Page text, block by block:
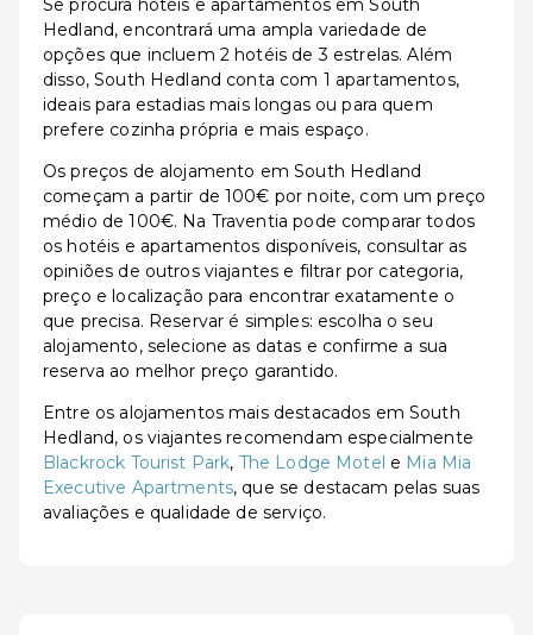
Se procura hotéis e apartamentos em South
Hedland, encontrará uma ampla variedade de
opções que incluem 2 hotéis de 3 estrelas. Além
disso, South Hedland conta com 1 apartamentos,
ideais para estadias mais longas ou para quem
prefere cozinha própria e mais espaço.
Os preços de alojamento em South Hedland
começam a partir de 100€ por noite, com um preço
médio de 100€. Na Traventia pode comparar todos
os hotéis e apartamentos disponíveis, consultar as
opiniões de outros viajantes e filtrar por categoria,
preço e localização para encontrar exatamente o
que precisa. Reservar é simples: escolha o seu
alojamento, selecione as datas e confirme a sua
reserva ao melhor preço garantido.
Entre os alojamentos mais destacados em South
Hedland, os viajantes recomendam especialmente
Blackrock Tourist Park, The Lodge Motel e Mia Mia
Executive Apartments, que se destacam pelas suas
avaliações e qualidade de serviço.